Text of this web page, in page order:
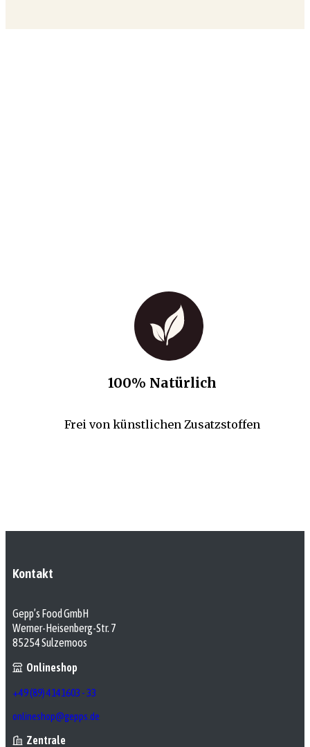
100% Natürlich
Frei von künstlichen Zusatzstoffen
Kontakt
Gepp’s Food GmbH
Werner-Heisenberg-Str. 7
85254 Sulzemoos
Onlineshop
+49 (89) 4141603 - 33
onlineshop@gepps.de
Zentrale